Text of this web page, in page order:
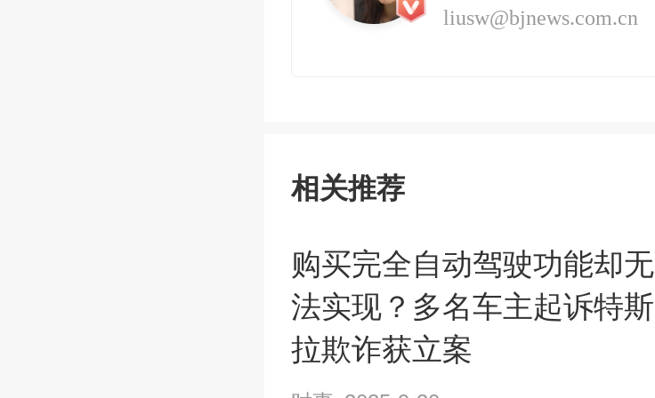
liusw@bjnews.com.cn
相关推荐
购买完全自动驾驶功能却无
法实现？多名车主起诉特斯
拉欺诈获立案